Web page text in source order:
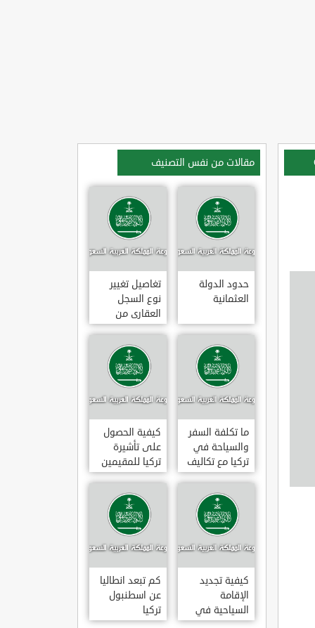
مقالات من نفس التصنيف
حدود الدولة
العثمانية
تغاصيل تغيير
نوع السجل
العقارى من
تجارى إلى
سكنى فى
تركيا
ما تكلفة السفر
والسياحة في
تركيا مع تكاليف
الاقامة
كيفية الحصول
على تأشيرة
تركيا للمقيمين
بالسعودية
2020
كيفية تجديد
الإقامة
السياحية في
تركيا وما
كم تبعد انطاليا
عن اسطنبول
تركيا